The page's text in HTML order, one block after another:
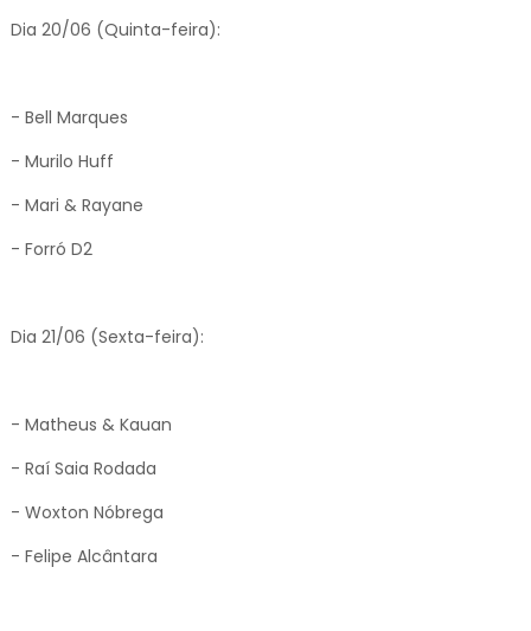
Dia 20/06 (Quinta-feira):
- Bell Marques
- Murilo Huff
- Mari & Rayane
- Forró D2
Dia 21/06 (Sexta-feira):
- Matheus & Kauan
- Raí Saia Rodada
- Woxton Nóbrega
- Felipe Alcântara